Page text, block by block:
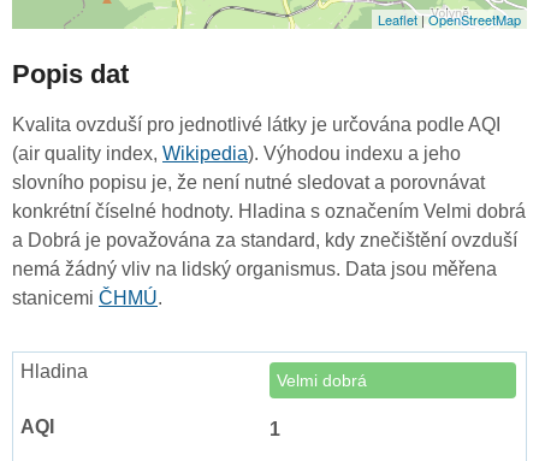
Leaflet|OpenStreetMap
Popis dat
Kvalita ovzduší pro jednotlivé látky je určována podle AQI
(air quality index, Wikipedia). Výhodou indexu a jeho
slovního popisu je, že není nutné sledovat a porovnávat
konkrétní číselné hodnoty. Hladina s označením Velmi dobrá
a Dobrá je považována za standard, kdy znečištění ovzduší
nemá žádný vliv na lidský organismus. Data jsou měřena
stanicemi ČHMÚ.
Velmi dobrá
1